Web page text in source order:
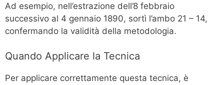
Ad esempio, nell’estrazione dell’8 febbraio
successivo al 4 gennaio 1890, sortì l’ambo 21 – 14,
confermando la validità della metodologia.
Quando Applicare la Tecnica
Per applicare correttamente questa tecnica, è